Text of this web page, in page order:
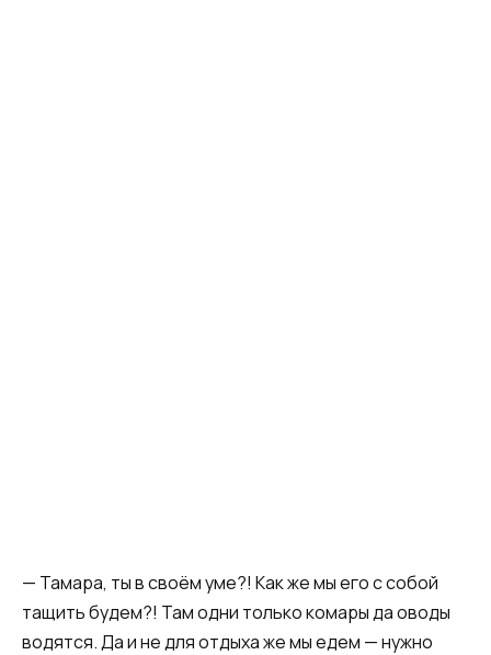
— Тамара, ты в своём уме?! Как же мы его с собой
тащить будем?! Там одни только комары да оводы
водятся. Да и не для отдыха же мы едем — нужно